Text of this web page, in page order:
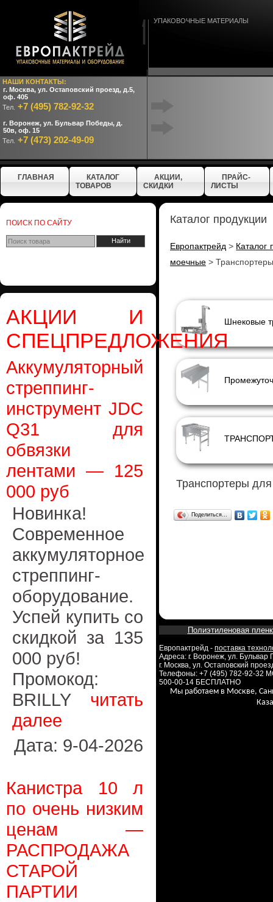
НАШИ КОНТАКТЫ:
г. Москва, ул. Остаповский проезд, д.5,
оф. 405
Тел. +7 (495) 782-92-32
г. Воронеж, ул. Бульвар Победы, д.
50в, оф. 15
Тел. +7 (473) 202-49-09
УПАКОВОЧНЫЕ МАТЕРИАЛЫ
ГЛАВНАЯ
КАТАЛОГ
ТОВАРОВ
АКЦИИ,
СКИДКИ
ПРАЙС-
ЛИСТЫ
ПОИСК ПО САЙТУ
АКЦИИ И
СПЕЦПРЕДЛОЖЕНИЯ
Аккумуляторный
стреппинг-
инструмент JDC
Q31 для
обвязки
лентами — 125
000 руб
Новинка!
Современное
аккумуляторное
стреппинг-
оборудование.
Успей купить со
скидкой за 135
000 руб!
Промокод:
BRILLY читать
далее
Дата: 9-04-2026
Канистра 10 л
по очень низким
ценам —
РАСПРОДАЖА
СТАРОЙ
ПАРТИИ
Каталог продукции
Европактрейд > Каталог
моечные >
Транспортеры
Поделиться…
Полиэтиленовая
Европактрейд - поставка
Адреса: г. Воронеж, ул.
г. Москва, ул. Остаповский
Телефоны: +7 (495) 782-92-32
500-00-14 БЕСПЛАТНО
Мы работаем в Москве,